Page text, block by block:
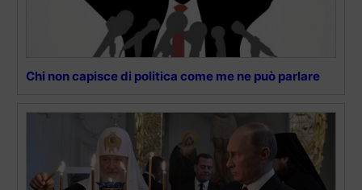
Chi non capisce di politica come me ne può parlare